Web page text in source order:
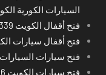
السيارات الكورية
فتح أقفال الكويت 52227339 قريب على موقعي
فتح أقفال سيارات
فتح سيارات
فتح سيارات الكويت 66400366 قريب على موقعي